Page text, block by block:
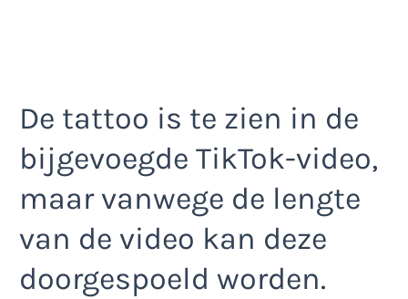
De tattoo is te zien in de
bijgevoegde TikTok-video,
maar vanwege de lengte
van de video kan deze
doorgespoeld worden.